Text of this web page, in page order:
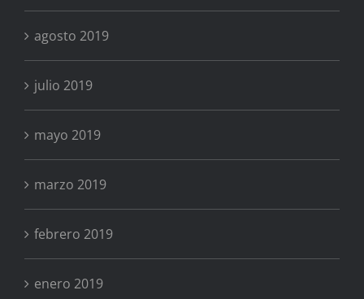
agosto 2019
julio 2019
mayo 2019
marzo 2019
febrero 2019
enero 2019